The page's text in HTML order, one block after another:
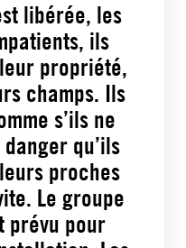
libérée, les
ils
propriété,
champs. Ils
s’ils ne
qu’ils
proches
Le groupe
prévu pour